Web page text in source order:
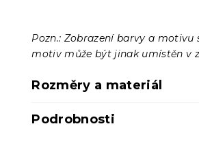
Pozn.: Zobrazení barvy a
motiv může být jinak umístěn v
Rozměry a materiál
Podrobnosti